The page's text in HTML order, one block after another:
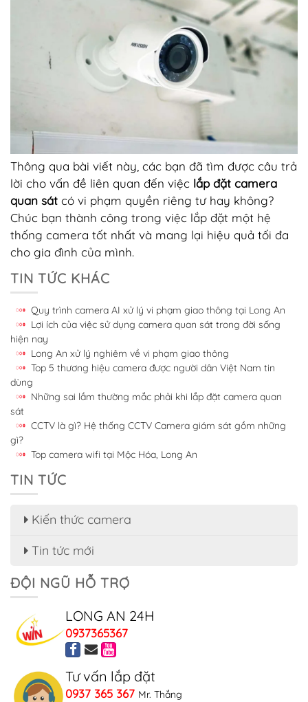
Thông qua bài viết này, các bạn đã tìm được câu trả
lời cho vấn đề liên quan đến việc lắp đặt camera
quan sát có vi phạm quyền riêng tư hay không?
Chúc bạn thành công trong việc lắp đặt một hệ
thống camera tốt nhất và mang lại hiệu quả tối đa
cho gia đình của mình.
TIN TỨC KHÁC
Quy trình camera AI xử lý vi phạm giao thông tại Long An
Lợi ích của việc sử dụng camera quan sát trong đời sống
hiện nay
Long An xử lý nghiêm về vi phạm giao thông
Top 5 thương hiệu camera được người dân Việt Nam tin
dùng
Những sai lầm thường mắc phải khi lắp đặt camera quan
sát
CCTV là gì? Hệ thống CCTV Camera giám sát gồm những
gì?
Top camera wifi tại Mộc Hóa, Long An
TIN TỨC
Kiến thức camera
Tin tức mới
ĐỘI NGŨ HỖ TRỢ
LONG AN 24H
0937365367
Tư vấn lắp đặt
0937 365 367 Mr. Thắng